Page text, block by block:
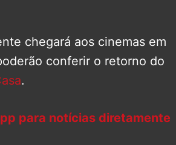
chegará aos cinemas em
conferir o retorno do
.
para notícias diretamente